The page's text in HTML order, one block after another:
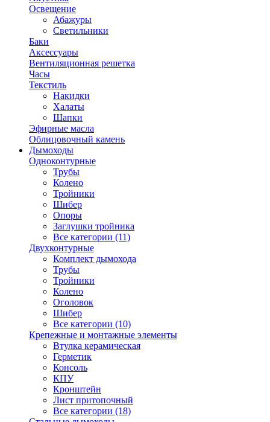
Освещение
Абажуры
Светильники
Баки
Аксессуары
Вентиляционная решетка
Часы
Текстиль
Накидки
Халаты
Шапки
Эфирные масла
Облицовочный камень
Дымоходы
Одноконтурные
Трубы
Колено
Тройники
Шибер
Опоры
Заглушки тройника
Все категории (11)
Двухконтурные
Комплект дымохода
Трубы
Тройники
Колено
Оголовок
Шибер
Все категории (10)
Крепежные и монтажные элементы
Втулка керамическая
Герметик
Консоль
КПУ
Кронштейн
Лист притопочный
Все категории (18)